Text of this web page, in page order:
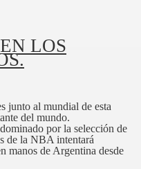
LOS
junto al mundial de esta
del mundo.
por la selección de
de la NBA intentará
manos de Argentina desde